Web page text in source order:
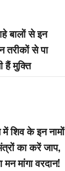
बालों से इन
तरीकों से पा
हैं मुक्ति
शिव के इन नामों
का करें जाप,
मन मांगा वरदान!